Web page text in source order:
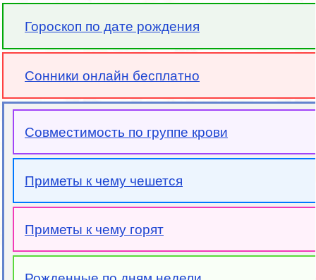
Гороскоп по дате рождения
Сонники онлайн бесплатно
Совместимость по группе крови
Приметы к чему чешется
Приметы к чему горят